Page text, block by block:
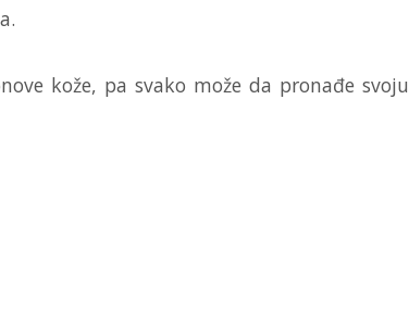
kože, pa svako može da pronađe svoju